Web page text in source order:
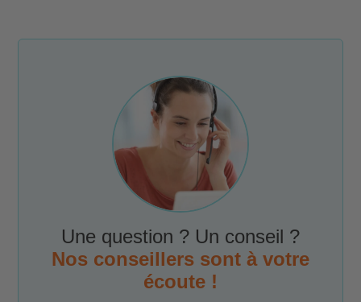
Une question ? Un conseil ?
Nos conseillers sont à votre
écoute !